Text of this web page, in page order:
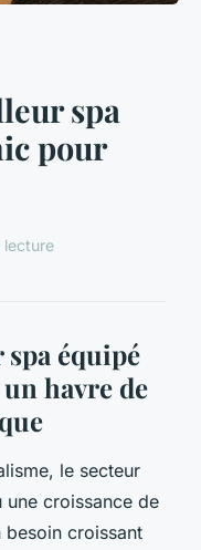
spa
pour
lecture
équipé
havre de
le secteur
une croissance de
croissant